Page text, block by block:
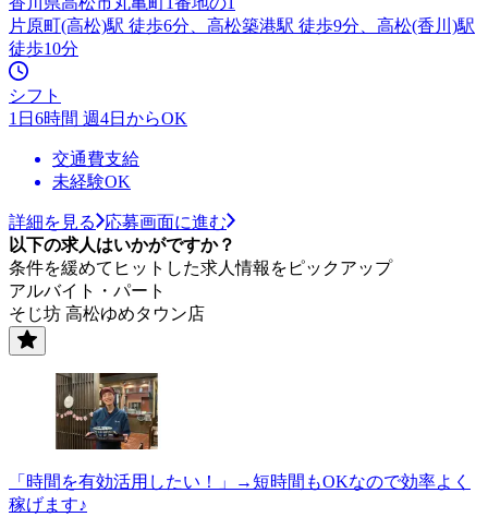
片原町(高松)駅 徒歩6分、高松築港駅 徒歩9分、高松(香川)駅
徒歩10分
シフト
1日6時間 週4日からOK
交通費支給
未経験OK
詳細を見る
応募画面に進む
以下の求人はいかがですか？
条件を緩めてヒットした求人情報をピックアップ
アルバイト・パート
そじ坊 高松ゆめタウン店
「時間を有効活用したい！」→短時間もOKなので効率よく
稼げます♪